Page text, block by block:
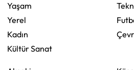
Yaşam
Yerel
Kadın
Kültür Sanat